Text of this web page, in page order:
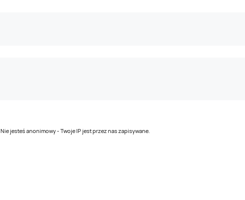
. Nie jesteś anonimowy - Twoje IP jest przez nas zapisywane.